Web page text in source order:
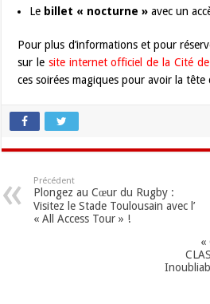
Le billet « nocturne » avec un
Pour plus d’informations et pour
sur le site internet officiel de la Cité de
ces soirées magiques pour avoir la tête
Précédent
Plongez au Cœur du Rugby :
Visitez le Stade Toulousain avec l’
« All Access Tour » !
«